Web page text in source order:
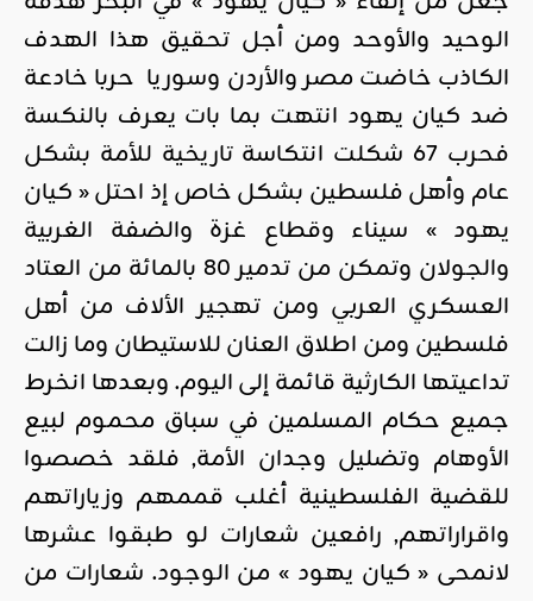
الوحيد والأوحد ومن أجل تحقيق هذا الهدف
الكاذب خاضت مصر والأردن وسوريا حربا خادعة
ضد كيان يهود انتهت بما بات يعرف بالنكسة
فحرب 67 شكلت انتكاسة تاريخية للأمة بشكل
عام وأهل فلسطين بشكل خاص إذ احتل « كيان
يهود » سيناء وقطاع غزة والضفة الغربية
والجولان وتمكن من تدمير 80 بالمائة من العتاد
العسكري العربي ومن تهجير الألاف من أهل
فلسطين ومن اطلاق العنان للاستيطان وما زالت
تداعيتها الكارثية قائمة إلى اليوم. وبعدها انخرط
جميع حكام المسلمين في سباق محموم لبيع
الأوهام وتضليل وجدان الأمة, فلقد خصصوا
للقضية الفلسطينية أغلب قممهم وزياراتهم
واقراراتهم, رافعين شعارات لو طبقوا عشرها
لانمحى « كيان يهود » من الوجود. شعارات من